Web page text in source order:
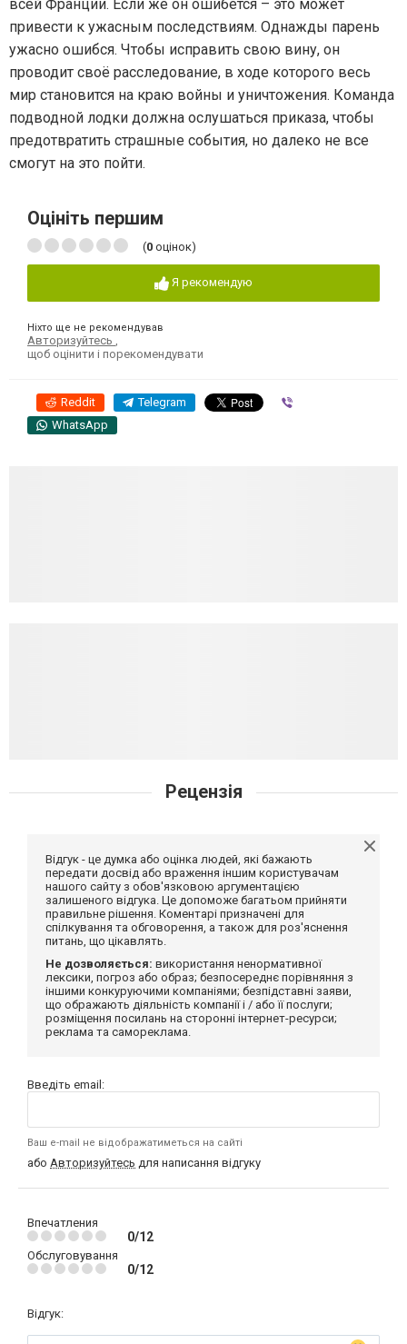
всей Франции. Если же он ошибется – это может
привести к ужасным последствиям. Однажды парень
ужасно ошибся. Чтобы исправить свою вину, он
проводит своё расследование, в ходе которого весь
мир становится на краю войны и уничтожения. Команда
подводной лодки должна ослушаться приказа, чтобы
предотвратить страшные события, но далеко не все
смогут на это пойти.
Оцініть першим
(0 оцінок)
Я рекомендую
Ніхто ще не рекомендував
Авторизуйтесь
щоб оцінити і порекомендувати
Reddit Telegram
WhatsApp
Рецензія
Відгук - це думка або оцінка людей, які бажають
передати досвід або враження іншим користувачам
нашого сайту з обов'язковою аргументацією
залишеного відгука. Це допоможе багатьом прийняти
правильне рішення. Коментарі призначені для
спілкування та обговорення, а також для роз'яснення
питань, що цікавлять.
Не дозволяється: використання ненормативної
лексики, погроз або образ; безпосереднє порівняння з
іншими конкуруючими компаніями; безпідставні заяви,
що ображають діяльність компанії і / або її послуги;
розміщення посилань на сторонні інтернет-ресурси;
реклама та самореклама.
Введіть email:
Ваш e-mail не відображатиметься на сайті
або Авторизуйтесь для написання відгуку
Впечатления
0/12
Обслуговування
0/12
Відгук: